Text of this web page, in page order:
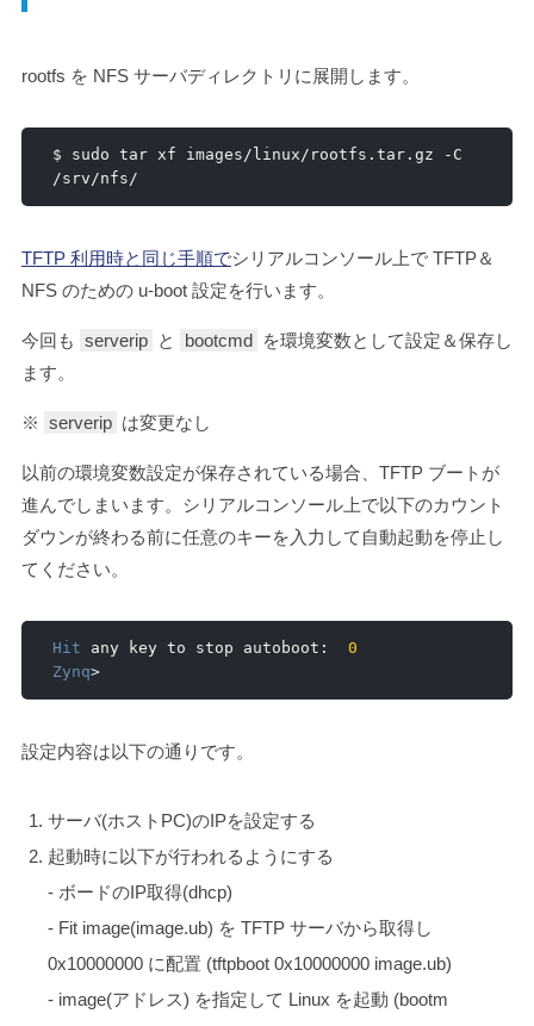
rootfs を NFS サーバディレクトリに展開します。
$ sudo tar xf images/ linux/ rootfs . tar. gz -
/srv/nfs/
TFTP 利用時と同じ手順でシリアルコンソール上で TFTP＆
NFS のための u-boot 設定を行います。
今回も serverip と bootcmd を環境変数として設定＆保存し
ます。
※ serverip は変更なし
以前の環境変数設定が保存されている場合、TFTP ブートが
進んでしまいます。シリアルコンソール上で以下のカウント
ダウンが終わる前に任意のキーを入力して自動起動を停止し
てください。
Hit any key to stop autoboot :
0
Zynq>
設定内容は以下の通りです。
サーバ(ホストPC)のIPを設定する
起動時に以下が行われるようにする
- ボードのIP取得(dhcp)
- Fit image(image.ub) を TFTP サーバから取得し
0x10000000 に配置 (tftpboot 0x10000000 image.ub)
- image(アドレス) を指定して Linux を起動 (bootm